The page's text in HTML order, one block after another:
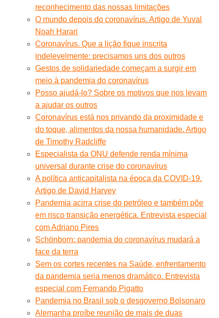
reconhecimento das nossas limitações
O mundo depois do coronavírus. Artigo de Yuval
Noah Harari
Coronavírus. Que a lição fique inscrita
indelevelmente: precisamos uns dos outros
Gestos de solidariedade começam a surgir em
meio à pandemia do coronavírus
Posso ajudá-lo? Sobre os motivos que nos levam
a ajudar os outros
Coronavírus está nos privando da proximidade e
do toque, alimentos da nossa humanidade. Artigo
de Timothy Radcliffe
Especialista da ONU defende renda mínima
universal durante crise do coronavírus
A política anticapitalista na época da COVID-19.
Artigo de David Harvey
Pandemia acirra crise do petróleo e também põe
em risco transição energética. Entrevista especial
com Adriano Pires
Schönborn: pandemia do coronavírus mudará a
face da terra
Sem os cortes recentes na Saúde, enfrentamento
da pandemia seria menos dramático. Entrevista
especial com Fernando Pigatto
Pandemia no Brasil sob o desgoverno Bolsonaro
Alemanha proíbe reunião de mais de duas